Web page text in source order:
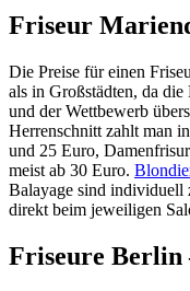
Friseur
Die Preise für einen
als in Großstädten, da
und der Wettbewerb
Herrenschnitt zahlt man
und 25 Euro,
meist ab 30 Euro.
Balayage sind individuell
direkt beim jeweiligen
Friseure Berlin